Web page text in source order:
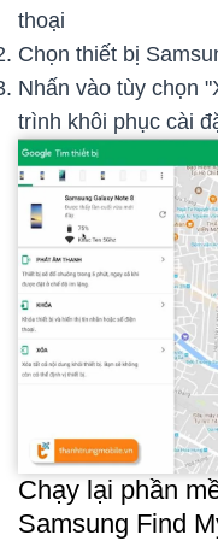
thoại
Chọn thiết bị
Nhấn vào tùy chọn
trình khôi phục cài
Chạy lại phần
Samsung Find